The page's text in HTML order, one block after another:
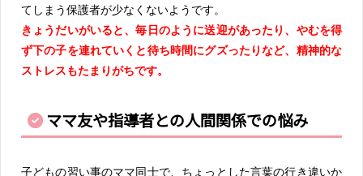
てしまう保護者が少なくないようです。
きょうだいがいると、毎日のように送迎があったり、やむを得
ず下の子を連れていくと待ち時間にグズったりなど、精神的な
ストレスもたまりがちです。
ママ友や指導者との人間関係での悩み
子どもの習い事のママ同士で、ちょっとした言葉の行き違いか